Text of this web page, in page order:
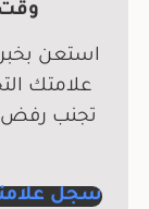
استعن
علامتك
تجنب رفض
سجل